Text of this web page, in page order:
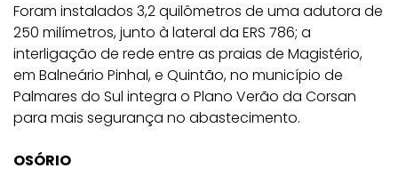
Foram instalados 3,2 quilômetros de uma adutora de
250 milímetros, junto à lateral da ERS 786; a
interligação de rede entre as praias de Magistério,
em Balneário Pinhal, e Quintão, no município de
Palmares do Sul integra o Plano Verão da Corsan
para mais segurança no abastecimento.
OSÓRIO